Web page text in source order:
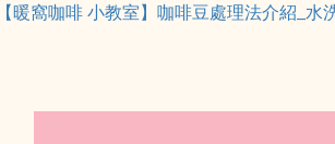
【暖窩咖啡 小教室】咖啡豆處理法介紹_